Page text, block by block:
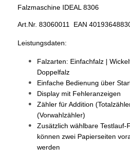
Falzmaschine IDEAL 8306
Art.Nr. 83060011 EAN
Leistungsdaten:
Falzarten: Einfachfalz |
Doppelfalz
Einfache Bedienung über
Display mit Fehleranzeigen
Zähler für Addition
(Vorwahlzähler)
Zusätzlich wählbare Testlauf-
können zwei Papierseiten
werden